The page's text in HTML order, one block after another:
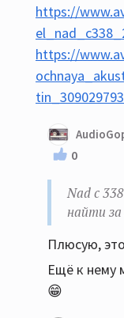
https://
https://
0
Nad c
найти
Плюсую,
Ещё к нему
😁